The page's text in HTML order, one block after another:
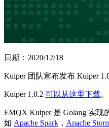
日期：2020/12/18
Kuiper 团队宣布发布 Kuiper
Kuiper 1.0.2 可以从这里下载。
EMQX Kuiper 是 Golang 实
如 Apache Spark ， Apache